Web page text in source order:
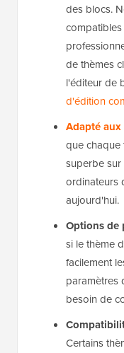
des blocs.
de thèmes
l'éditeur de
d'édition
Adapté
que chaque
superbe sur
ordinateurs
aujourd'hui.
Options de
si le thème
facilement
paramètres
besoin de
Certains